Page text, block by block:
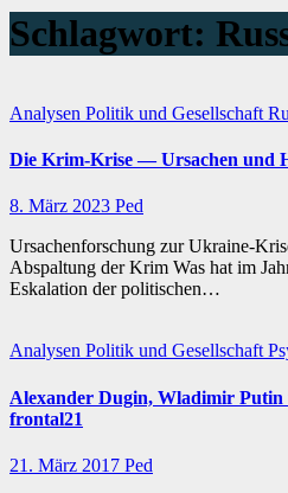
Schlagwort:
Analysen Politik und Gesellschaft
Die Krim-Krise — Ursachen und
8. März 2023 Ped
Ursachenforschung zur Ukraine-
Abspaltung der Krim Was hat im
Eskalation der politischen…
Analysen Politik und Gesellschaft
Alexander Dugin, Wladimir Putin
frontal21
21. März 2017 Ped